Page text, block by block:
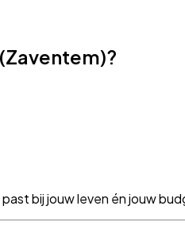
bij jouw leven én jouw